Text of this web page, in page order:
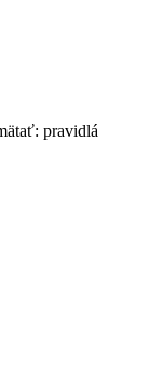
pravidlá